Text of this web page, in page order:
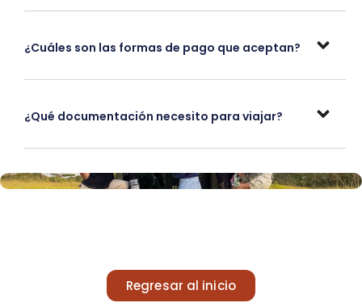
¿Cuáles son las formas de pago que aceptan?
¿Qué documentación necesito para viajar?
Regresar al inicio